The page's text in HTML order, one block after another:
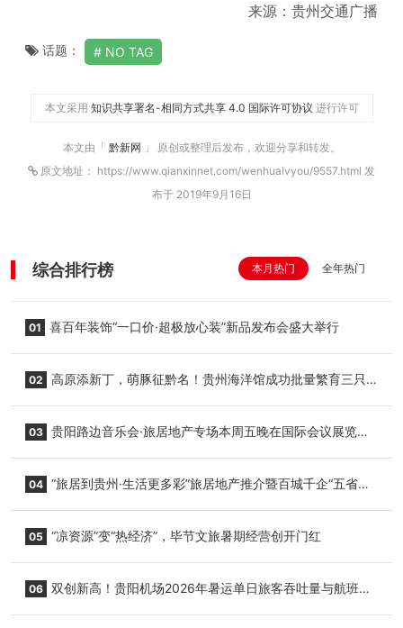
来源：贵州交通广播
话题： NO TAG
本文采用 知识共享署名-相同方式共享 4.0 国际许可协议 进行许可
本文由「 黔新网 」 原创或整理后发布，欢迎分享和转发。
原文地址： https://www.qianxinnet.com/wenhualvyou/9557.html 发
布于 2019年9月16日
综合排行榜 本月热门 全年热门
01 喜百年装饰“一口价·超极放心装”新品发布会盛大举行
02 高原添新丁，萌豚征黔名！贵州海洋馆成功批量繁育三只
03 贵阳路边音乐会·旅居地产专场本周五晚在国际会议展览中
04 “旅居到贵州·生活更多彩”旅居地产推介暨百城千企“五省
05 “凉资源”变“热经济”，毕节文旅暑期经营创开门红
06 双创新高！贵阳机场2026年暑运单日旅客吞吐量与航班起